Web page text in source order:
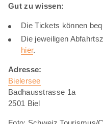
Gut zu wissen:
Die Tickets können
Die jeweiligen
hier.
Adresse:
Bielersee
Badhausstrasse 1a
2501 Biel